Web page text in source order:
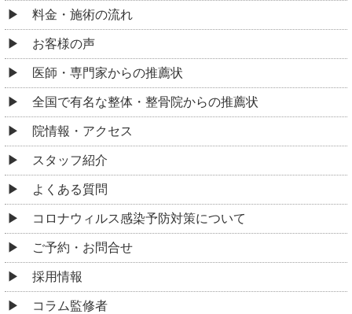
料金・施術の流れ
お客様の声
医師・専門家からの推薦状
全国で有名な整体・整骨院からの推薦状
院情報・アクセス
スタッフ紹介
よくある質問
コロナウィルス感染予防対策について
ご予約・お問合せ
採用情報
コラム監修者